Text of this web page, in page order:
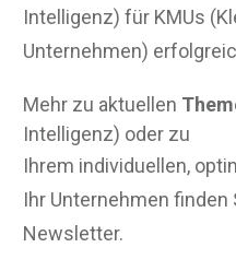
Intelligenz) für KMUs
Unternehmen)
Mehr zu aktuellen
Intelligenz) oder zu
Ihrem individuellen,
Ihr Unternehmen finden
Newsletter.